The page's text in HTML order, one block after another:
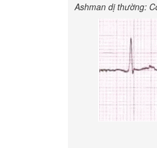
Ashman dị thường: